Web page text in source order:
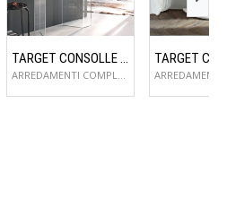
TARGET CONSOLLE SAGITTA
ARREDAMENTI COMPLEMENTI D'ARREDO